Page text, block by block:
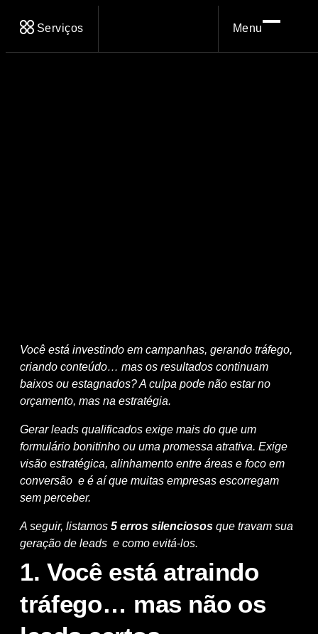
Serviços Menu
Você está investindo em campanhas, gerando tráfego,
criando conteúdo… mas os resultados continuam
baixos ou estagnados? A culpa pode não estar no
orçamento, mas na estratégia.
Gerar leads qualificados exige mais do que um
formulário bonitinho ou uma promessa atrativa. Exige
visão estratégica, alinhamento entre áreas e foco em
conversão e é aí que muitas empresas escorregam
sem perceber.
A seguir, listamos 5 erros silenciosos que travam sua
geração de leads e como evitá-los.
1. Você está atraindo
tráfego… mas não os